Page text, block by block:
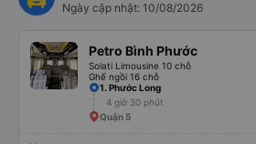
Ngày cập nhật: 10/08/2026
Petro Bình Phước
Solati Limousine 10 chỗ
Ghế ngồi 16 chỗ
1. Phước Long
4 giờ 30 phút
Quận 5